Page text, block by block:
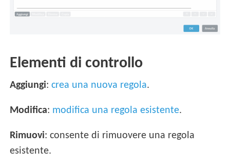
Elementi di controllo
Aggiungi:crea una nuova regola.
Modifica: modifica una regola esistente.
Rimuovi: consente di rimuovere una regola
esistente.